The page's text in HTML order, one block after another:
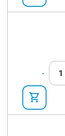
-
shopping_cart